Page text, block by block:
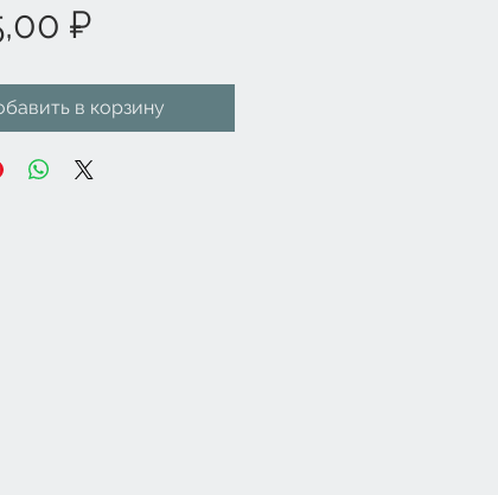
₽Цена
в корзину